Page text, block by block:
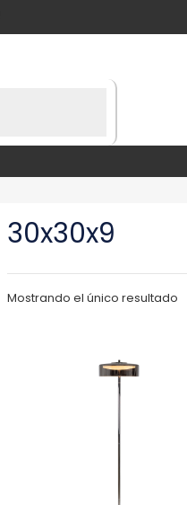
30x30x9
Mostrando el único resultado